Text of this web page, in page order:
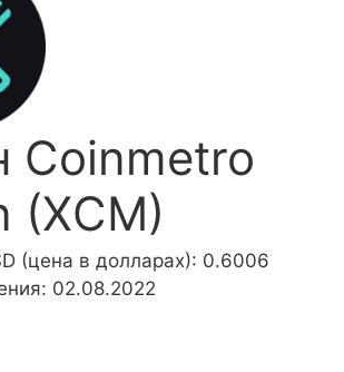
Coinmetro
(XCM)
(цена в долларах): 0.6006
02.08.2022